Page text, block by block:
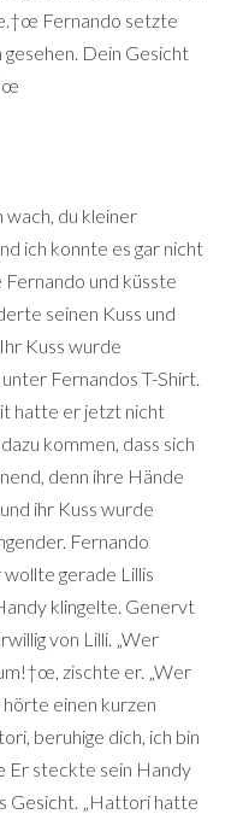
Fernando setzte
Dein Gesicht
wach, du kleiner
ich konnte es gar nicht
und küsste
seinen Kuss und
Kuss wurde
Fernandos T-Shirt.
hatte er jetzt nicht
kommen, dass sich
denn ihre Hände
ihr Kuss wurde
Fernando
gerade Lillis
klingelte. Genervt
von Lilli. „Wer
zischte er. „Wer
einen kurzen
beruhige dich, ich bin
Er steckte sein Handy
Gesicht. „Hattori hatte